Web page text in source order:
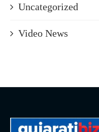
Uncategorized
Video News